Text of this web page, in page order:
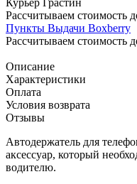
Рассчитываем стоимость
Пункты Выдачи Boxberry
Рассчитываем стоимость
Описание
Характеристики
Оплата
Условия возврата
Отзывы
Автодержатель для
аксессуар, который
водителю.